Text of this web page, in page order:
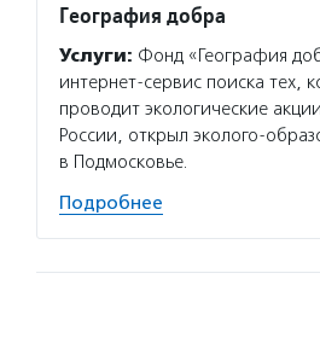
География добра
Услуги: Фонд «География
интернет-сервис поиска тех,
проводит экологические
России, открыл эколого-
в Подмосковье.
Подробнее